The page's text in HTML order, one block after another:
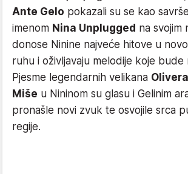
Ante Gelo pokazali su se kao
imenom Nina Unplugged na svojim
donose Ninine najveće hitove u
ruhu i oživljavaju melodije koje bude
Pjesme legendarnih velikana
Miše u Nininom su glasu i Gelinim
pronašle novi zvuk te osvojile srca
regije.